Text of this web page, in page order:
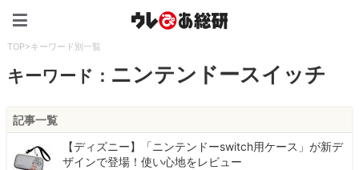
TOP>キーワード別一覧
キーワード： ニンテンドースイッチ
記事一覧
【ディズニー】「ニンテンドーswitch用ケース」が新デ
ザインで登場！使い心地をレビュー